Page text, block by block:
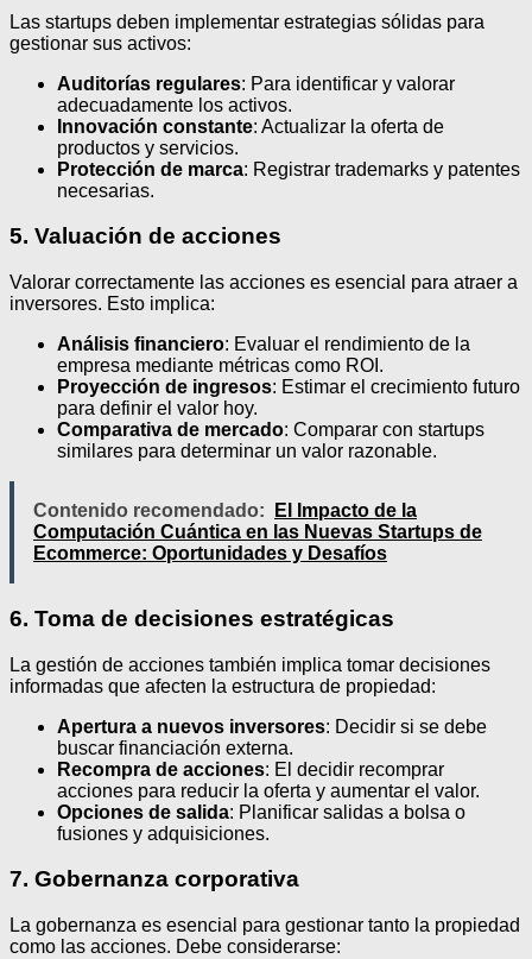
Las startups deben implementar estrategias sólidas para
gestionar sus activos:
Auditorías regulares: Para identificar y valorar
adecuadamente los activos.
Innovación constante: Actualizar la oferta de
productos y servicios.
Protección de marca: Registrar trademarks y patentes
necesarias.
5. Valuación de acciones
Valorar correctamente las acciones es esencial para atraer a
inversores. Esto implica:
Análisis financiero: Evaluar el rendimiento de la
empresa mediante métricas como ROI.
Proyección de ingresos: Estimar el crecimiento futuro
para definir el valor hoy.
Comparativa de mercado: Comparar con startups
similares para determinar un valor razonable.
Contenido recomendado:
El Impacto de la
Computación Cuántica en las Nuevas Startups de
Ecommerce: Oportunidades y Desafíos
6. Toma de decisiones estratégicas
La gestión de acciones también implica tomar decisiones
informadas que afecten la estructura de propiedad:
Apertura a nuevos inversores: Decidir si se debe
buscar financiación externa.
Recompra de acciones: El decidir recomprar
acciones para reducir la oferta y aumentar el valor.
Opciones de salida: Planificar salidas a bolsa o
fusiones y adquisiciones.
7. Gobernanza corporativa
La gobernanza es esencial para gestionar tanto la propiedad
como las acciones. Debe considerarse: